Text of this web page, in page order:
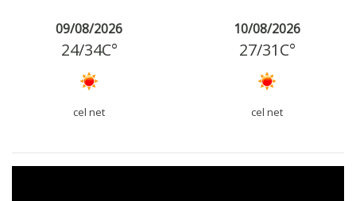
09/08/2026
24/34C°
cel net
10/08/2026
27/31C°
cel net